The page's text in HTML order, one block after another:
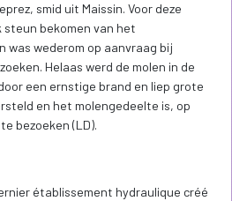
smid uit Maissin. Voor deze
steun bekomen van het
was wederom op aanvraag bij
Helaas werd de molen in de
een ernstige brand en liep grote
en het molengedeelte is, op
bezoeken (LD).
établissement hydraulique créé